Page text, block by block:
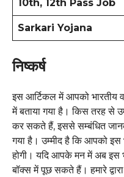
10th, 12th Pass Job
Sarkari Yojana
निष्कर्ष
इस आर्टिकल में आपको भारतीय
में बताया गया है। किस तरह से
कर सकते हैं, इससे सम्बंधित
गया है। उम्मीद है कि आपको इस
होगी। यदि आपके मन में अब इस
बॉक्स में पूछ सकते हैं। हमारे